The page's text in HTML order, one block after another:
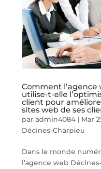
Comment l’agence
utilise-t-elle
client pour
sites web de ses
par admin4084| Mar
Décines-Charpieu
Dans le monde
l’agence web